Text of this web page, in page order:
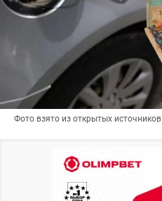
Фото взято из открытых источников